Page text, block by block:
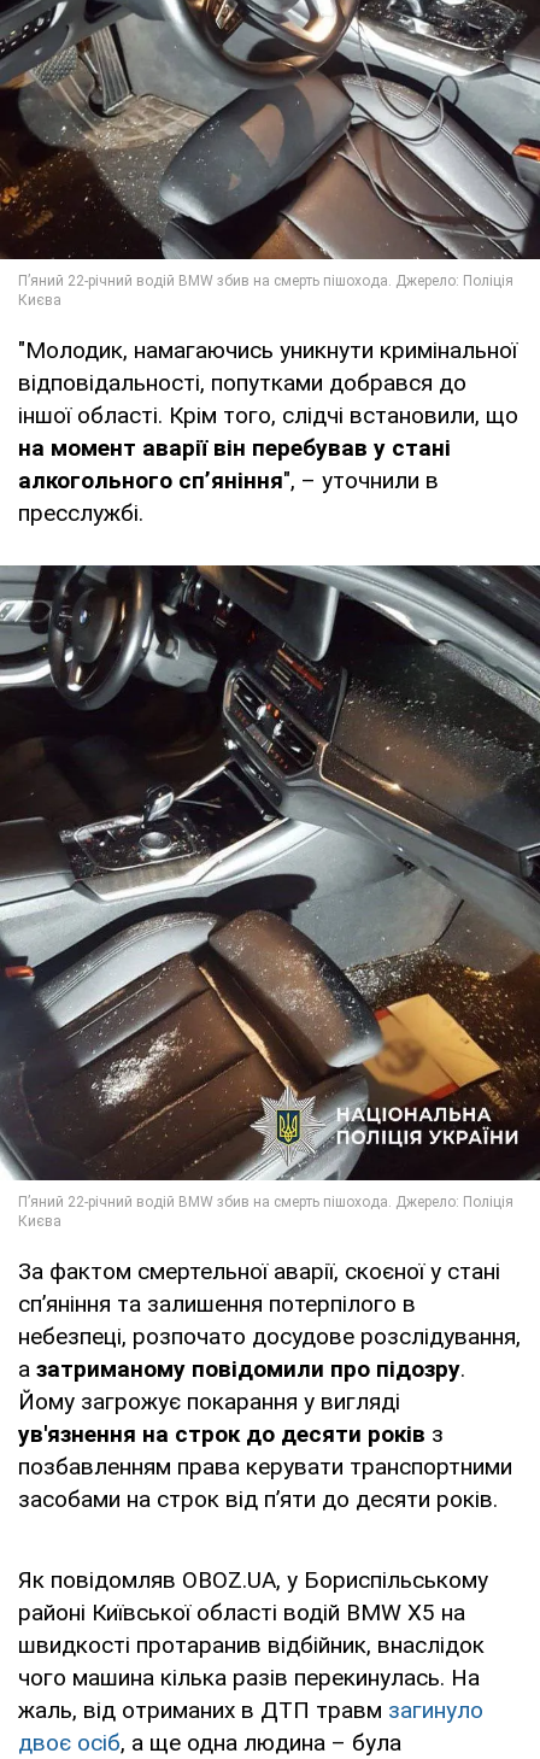
"Молодик, намагаючись уникнути кримінальної
відповідальності, попутками добрався до
іншої області. Крім того, слідчі встановили, що
на момент аварії він перебував у стані
алкогольного сп’яніння", – уточнили в
пресслужбі.
За фактом смертельної аварії, скоєної у стані
сп’яніння та залишення потерпілого в
небезпеці, розпочато досудове розслідування,
а затриманому повідомили про підозру.
Йому загрожує покарання у вигляді
ув'язнення на строк до десяти років з
позбавленням права керувати транспортними
засобами на строк від п’яти до десяти років.
Як повідомляв OBOZ.UA, у Бориспільському
районі Київської області водій BMW X5 на
швидкості протаранив відбійник, внаслідок
чого машина кілька разів перекинулась. На
жаль, від отриманих в ДТП травм загинуло
двоє осіб, а ще одна людина – була